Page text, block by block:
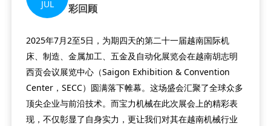
JUL
彩回顾
2025年7月2至5日，为期四天的第二十一届越南国际机
床、制造、金属加工、五金及自动化展览会在越南胡志明
西贡会议展览中心（Saigon Exhibition & Convention
Center，SECC）圆满落下帷幕。这场盛会汇聚了全球众多
顶尖企业与前沿技术。而宝力机械在此次展会上的精彩表
现，不仅彰显了自身实力，更让我们对其在越南机械行业